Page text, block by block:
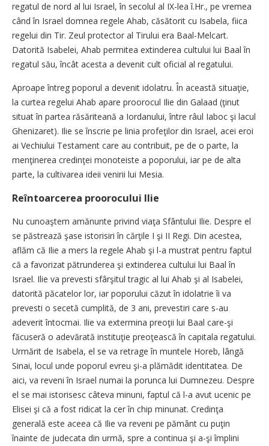
regatul de nord al lui Israel, în secolul al IX-lea î.Hr., pe vremea
când în Israel domnea regele Ahab, căsătorit cu Isabela, fiica
regelui din Tir. Zeul protector al Tirului era Baal-Melcart.
Datorită Isabelei, Ahab permitea extinderea cultului lui Baal în
regatul său, încât acesta a devenit cult oficial al regatului.
Aproape întreg poporul a devenit idolatru. În această situaţie,
la curtea regelui Ahab apare proorocul Ilie din Galaad (ţinut
situat în partea răsăriteană a Iordanului, între râul Iaboc şi lacul
Ghenizaret). Ilie se înscrie pe linia profeţilor din Israel, acei eroi
ai Vechiului Testament care au contribuit, pe de o parte, la
menţinerea credinţei monoteiste a poporului, iar pe de alta
parte, la cultivarea ideii venirii lui Mesia.
Reîntoarcerea proorocului Ilie
Nu cunoaştem amănunte privind viaţa Sfântului Ilie. Despre el
se păstrează şase istorisiri în cărţile I şi II Regi. Din acestea,
aflăm că Ilie a mers la regele Ahab şi l-a mustrat pentru faptul
că a favorizat pătrunderea şi extinderea cultului lui Baal în
Israel. Ilie va prevesti sfârşitul tragic al lui Ahab şi al Isabelei,
datorită păcatelor lor, iar poporului căzut în idolatrie îi va
prevesti o secetă cumplită, de 3 ani, prevestiri care s-au
adeverit întocmai. Ilie va extermina preoţii lui Baal care-şi
făcuseră o adevărată instituţie preoţească în capitala regatului.
Urmărit de Isabela, el se va retrage în muntele Horeb, lângă
Sinai, locul unde poporul evreu şi-a plămădit identitatea. De
aici, va reveni în Israel numai la porunca lui Dumnezeu. Despre
el se mai istorisesc câteva minuni, faptul că l-a avut ucenic pe
Elisei şi că a fost ridicat la cer în chip minunat. Credinţa
generală este aceea că Ilie va reveni pe pământ cu puţin
înainte de judecata din urmă, spre a continua şi a-şi împlini